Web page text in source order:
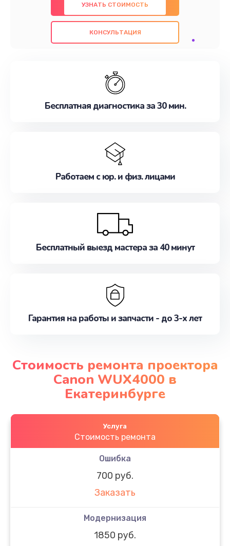
использованием оригинальных компонентов, а
также гарантируем качество всех
проведенных работ. Наша цель - предоставить
наилучшим образом. Не медлите записаться на
УЗНАТЬ СТОИМОСТЬ
КОНСУЛЬТАЦИЯ
Бесплатная диагностика за 30 мин.
Работаем с юр. и физ. лицами
Бесплатный выезд мастера за 40 минут
Гарантия на работы и запчасти - до 3-х лет
Стоимость ремонта проектора
Canon WUX4000 в
Екатеринбурге
Услуга
Стоимость ремонта
Ошибка
700 руб.
Заказать
Модернизация
1850 руб.